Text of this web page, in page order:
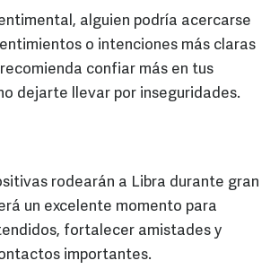
alguien podría acercarse
o intenciones más claras
confiar más en tus
dejarte llevar por inseguridades.
rodearán a Libra durante gran
un excelente momento para
fortalecer amistades y
importantes.